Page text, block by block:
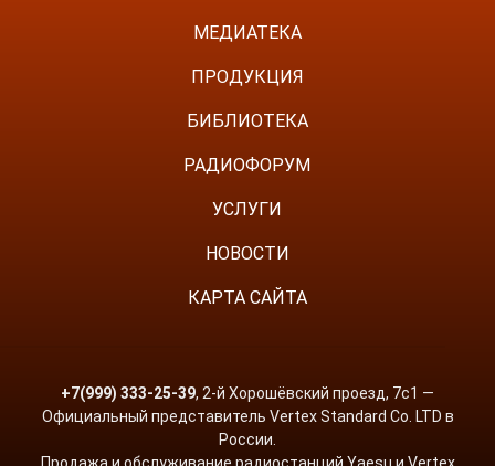
МЕДИАТЕКА
ПРОДУКЦИЯ
БИБЛИОТЕКА
РАДИОФОРУМ
УСЛУГИ
НОВОСТИ
КАРТА САЙТА
+7(999) 333-25-39, 2-й Хорошёвский проезд, 7с1 —
Официальный представитель Vertex Standard Co. LTD в
России.
Продажа и обслуживание радиостанций Yaesu и Vertex